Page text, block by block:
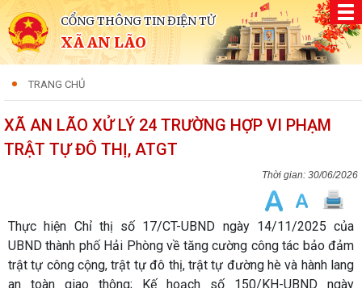
CỔNG THÔNG TIN ĐIỆN TỬ
XÃ AN LÃO
TRANG CHỦ
XÃ AN LÃO XỬ LÝ 24 TRƯỜNG HỢP VI PHẠM
TRẬT TỰ ĐÔ THỊ, ATGT
30/06/2026
Thực hiện Chỉ thị số 17/CT-UBND ngày 14/11/2025 của
UBND thành phố Hải Phòng về tăng cường công tác bảo đảm
trật tự công cộng, trật tự đô thị, trật tự đường hè và hành lang
an toàn giao thông; Kế hoạch số 150/KH-UBND ngày